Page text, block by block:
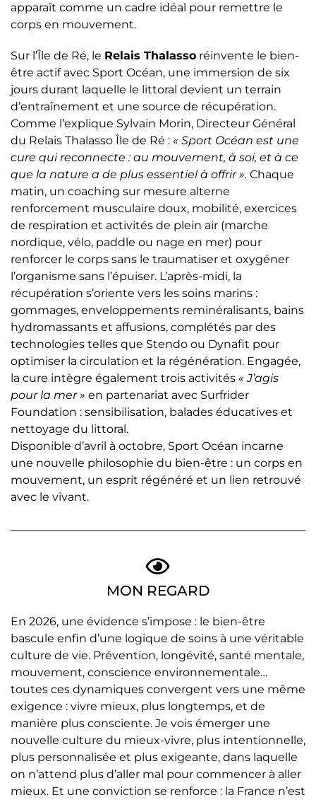
apparaît comme un cadre idéal pour remettre le
corps en mouvement.
Sur l’Île de Ré, le Relais Thalasso réinvente le bien-
être actif avec Sport Océan, une immersion de six
jours durant laquelle le littoral devient un terrain
d’entraînement et une source de récupération.
Comme l’explique Sylvain Morin, Directeur Général
du Relais Thalasso Île de Ré : « Sport Océan est une
cure qui reconnecte : au mouvement, à soi, et à ce
que la nature a de plus essentiel à offrir ». Chaque
matin, un coaching sur mesure alterne
renforcement musculaire doux, mobilité, exercices
de respiration et activités de plein air (marche
nordique, vélo, paddle ou nage en mer) pour
renforcer le corps sans le traumatiser et oxygéner
l’organisme sans l’épuiser. L’après-midi, la
récupération s’oriente vers les soins marins :
gommages, enveloppements reminéralisants, bains
hydromassants et affusions, complétés par des
technologies telles que Stendo ou Dynafit pour
optimiser la circulation et la régénération. Engagée,
la cure intègre également trois activités « J’agis
pour la mer » en partenariat avec Surfrider
Foundation : sensibilisation, balades éducatives et
nettoyage du littoral.
Disponible d’avril à octobre, Sport Océan incarne
une nouvelle philosophie du bien-être : un corps en
mouvement, un esprit régénéré et un lien retrouvé
avec le vivant.
MON REGARD
En 2026, une évidence s’impose : le bien-être
bascule enfin d’une logique de soins à une véritable
culture de vie. Prévention, longévité, santé mentale,
mouvement, conscience environnementale…
toutes ces dynamiques convergent vers une même
exigence : vivre mieux, plus longtemps, et de
manière plus consciente. Je vois émerger une
nouvelle culture du mieux-vivre, plus intentionnelle,
plus personnalisée et plus exigeante, dans laquelle
on n’attend plus d’aller mal pour commencer à aller
mieux. Et une conviction se renforce : la France n’est